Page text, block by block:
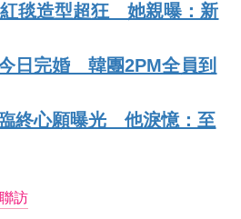
毯造型超狂 她親曝：新
日完婚 韓團2PM全員到
終心願曝光 他淚憶：至
訪